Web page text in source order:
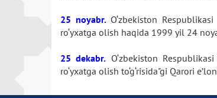
25 noyabr.O‘zbekiston
ro‘yxatga olish haqida 1999 yil 24
25 dekabr. O‘zbekiston
ro‘yxatga olish to‘g‘risida"gi Qarori